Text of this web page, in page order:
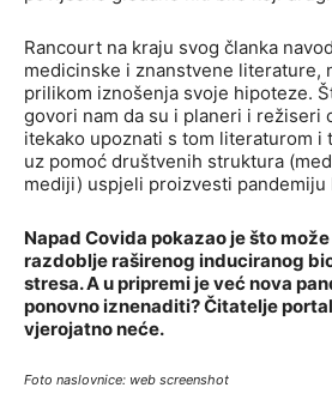
Rancourt na kraju svog članka
medicinske i znanstvene literature,
prilikom iznošenja svoje hipoteze.
govori nam da su i planeri i režiseri
itekako upoznati s tom literaturom i
uz pomoć društvenih struktura
mediji) uspjeli proizvesti pandemiju
Napad Covida pokazao je što
razdoblje raširenog induciranog
stresa. A u pripremi je već nova
ponovno iznenaditi? Čitatelje
vjerojatno neće.
Foto naslovnice: web screenshot